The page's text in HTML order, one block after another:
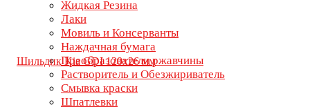
Жидкая Резина
Лаки
Мовиль и Консерванты
Наждачная бумага
Преобразователи ржавчины
Растворитель и Обезжириватель
Смывка краски
Шпатлевки